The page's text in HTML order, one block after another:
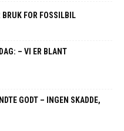
BRUK FOR FOSSILBIL
– VI ER BLANT
GODT – INGEN SKADDE,